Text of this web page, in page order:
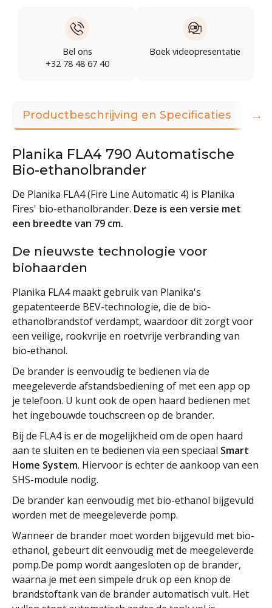
Bel ons
+32 78 48 67 40
Boek videopresentatie
Productbeschrijving en Specificaties
Planika FLA4 790 Automatische
Bio-ethanolbrander
De Planika FLA4 (Fire Line Automatic 4) is Planika
Fires' bio-ethanolbrander. Deze is een versie met
een breedte van 79 cm.
De nieuwste technologie voor
biohaarden
Planika FLA4 maakt gebruik van Planika's
gepatenteerde BEV-technologie, die de bio-
ethanolbrandstof verdampt, waardoor dit zorgt voor
een veilige, rookvrije en roetvrije verbranding van
bio-ethanol.
De brander is eenvoudig te bedienen via de
meegeleverde afstandsbediening of met een app op
je telefoon. U kunt ook de open haard bedienen met
het ingebouwde touchscreen op de brander.
Bij de FLA4 is er de mogelijkheid om de open haard
aan te sluiten en te bedienen via een speciaal Smart
Home System. Hiervoor is echter de aankoop van een
SHS-module nodig.
De brander kan eenvoudig met bio-ethanol bijgevuld
worden met de meegeleverde pomp.
Wanneer de brander moet worden bijgevuld met bio-
ethanol, gebeurt dit eenvoudig met de meegeleverde
pomp.De pomp wordt aangesloten op de brander,
waarna je met een simpele druk op een knop de
brandstoftank van de brander automatisch vult. Het
→